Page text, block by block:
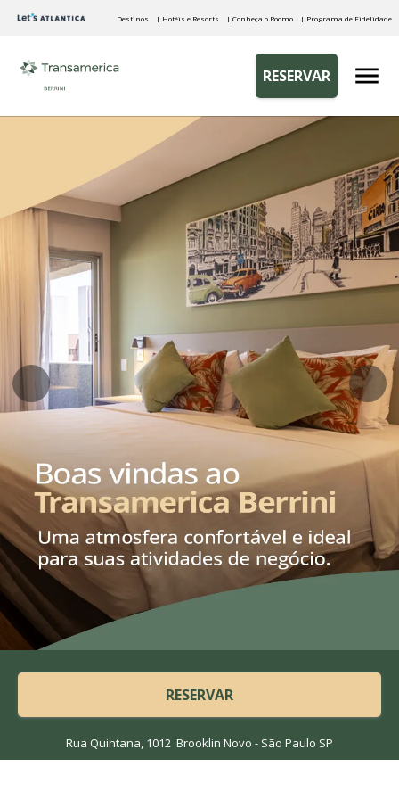
Destinos | Hotéis e Resorts | Conheça o Roomo | Programa de Fidelidade
RESERVAR
RESERVAR
Rua Quintana, 1012 Brooklin Novo - São Paulo SP